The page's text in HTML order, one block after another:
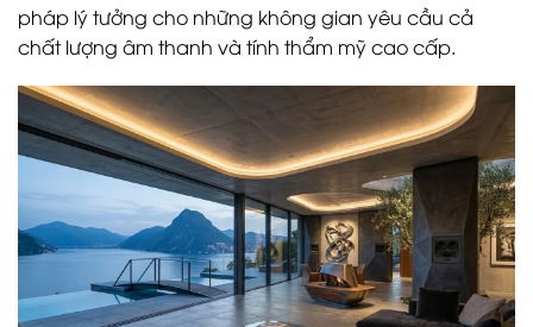
pháp lý tưởng cho những không gian yêu cầu cả
chất lượng âm thanh và tính thẩm mỹ cao cấp.